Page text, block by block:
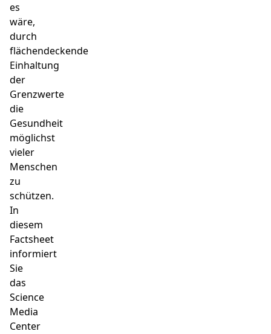
es
wäre,
durch
flächendeckende
Einhaltung
der
Grenzwerte
die
Gesundheit
möglichst
vieler
Menschen
zu
schützen.
In
diesem
Factsheet
informiert
Sie
das
Science
Media
Center